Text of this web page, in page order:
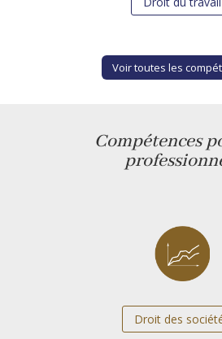
Voir toutes les
Compétences
Droit des